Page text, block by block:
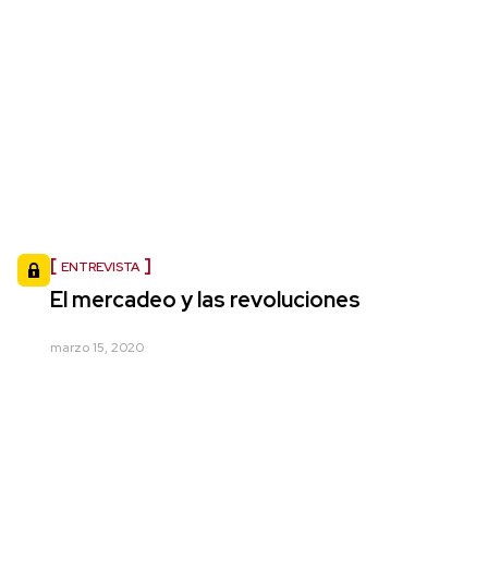
ENTREVISTA
El mercadeo y las revoluciones
marzo 15, 2020